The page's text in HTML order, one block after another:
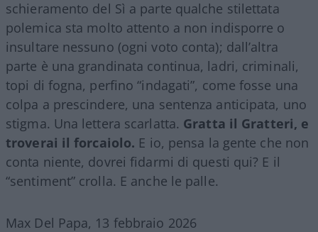
schieramento del Sì a parte qualche stilettata
polemica sta molto attento a non indisporre o
insultare nessuno (ogni voto conta); dall’altra
parte è una grandinata continua, ladri, criminali,
topi di fogna, perfino “indagati”, come fosse una
colpa a prescindere, una sentenza anticipata, uno
stigma. Una lettera scarlatta. Gratta il Gratteri, e
troverai il forcaiolo. E io, pensa la gente che non
conta niente, dovrei fidarmi di questi qui? E il
“sentiment” crolla. E anche le palle.
Max Del Papa, 13 febbraio 2026